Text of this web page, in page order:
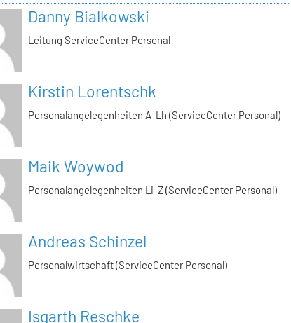
Danny Bialkowski
Leitung ServiceCenter Personal
Kirstin Lorentschk
Personalangelegenheiten A-Lh (ServiceCenter Personal)
Maik Woywod
Personalangelegenheiten Li-Z (ServiceCenter Personal)
Andreas Schinzel
Personalwirtschaft (ServiceCenter Personal)
Isgarth Reschke